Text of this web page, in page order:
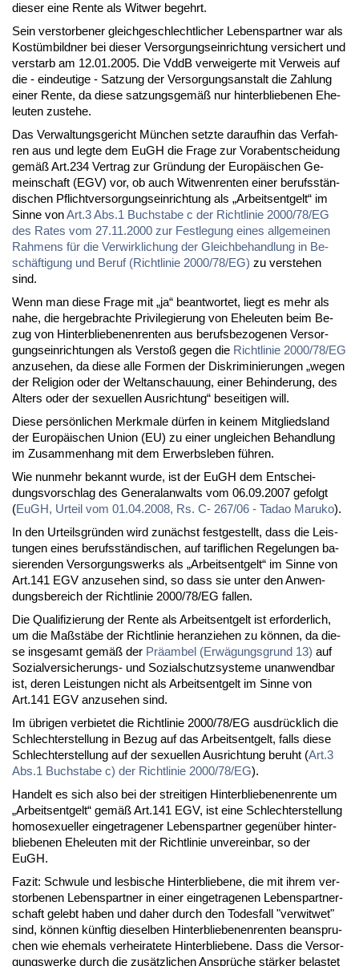
die­ser ei­ne Ren­te als Wit­wer be­gehrt.
Sein ver­stor­be­ner gleich­ge­schlecht­li­cher Le­bens­part­ner war als
Kos­tüm­bild­ner bei die­ser Ver­sor­gungs­ein­rich­tung ver­si­chert und
ver­starb am 12.01.2005. Die VddB ver­wei­ger­te mit Ver­weis auf
die - ein­deu­ti­ge - Sat­zung der Ver­sor­gungs­an­stalt die Zah­lung
ei­ner Ren­te, da die­se sat­zungs­ge­mäß nur hin­ter­blie­be­nen Ehe­
leu­ten zu­ste­he.
Das Ver­wal­tungs­ge­richt Mün­chen setz­te dar­auf­hin das Ver­fah­
ren aus und leg­te dem EuGH die Fra­ge zur Vor­ab­ent­schei­dung
ge­mäß Art.234 Ver­trag zur Grün­dung der Eu­ro­päi­schen Ge­
mein­schaft (EGV) vor, ob auch Wit­wen­ren­ten ei­ner be­rufs­stän­
di­schen Pflicht­ver­sor­gungs­ein­rich­tung als „Ar­beits­ent­gelt“ im
Sin­ne vonArt.3 Abs.1 Buch­sta­be c der Richt­li­nie 2000/78/EG
des Ra­tes vom 27.11.2000 zur Fest­le­gung ei­nes all­ge­mei­nen
Rah­mens für die Ver­wirk­li­chung der Gleich­be­hand­lung in Be­
schäf­ti­gung und Be­ruf (Richt­li­nie 2000/78/EG) zu ver­ste­hen
sind.
Wenn man die­se Fra­ge mit „ja“ be­ant­wor­tet, liegt es mehr als
na­he, die her­ge­brach­te Pri­vi­le­gie­rung von Ehe­leu­ten beim Be­
zug von Hin­ter­blie­be­nen­ren­ten aus be­rufs­be­zo­ge­nen Ver­sor­
gungs­ein­rich­tun­gen als Ver­stoß ge­gen die Richt­li­nie 2000/78/EG
an­zu­se­hen, da die­se al­le For­men der Dis­kri­mi­nie­run­gen „we­gen
der Re­li­gi­on oder der Welt­an­schau­ung, ei­ner Be­hin­de­rung, des
Al­ters oder der se­xu­el­len Aus­rich­tung“ be­sei­ti­gen will.
Die­se per­sön­li­chen Merk­ma­le dür­fen in kei­nem Mit­glieds­land
der Eu­ro­päi­schen Uni­on (EU) zu ei­ner un­glei­chen Be­hand­lung
im Zu­sam­men­hang mit dem Er­werbs­le­ben füh­ren.
Wie nun­mehr be­kannt wur­de, ist der EuGH dem Ent­schei­
dungs­vor­schlag des Ge­ne­ral­an­walts vom 06.09.2007 ge­folgt
(EuGH, Ur­teil vom 01.04.2008, Rs. C- 267/06 - Ta­dao Ma­ru­ko).
In den Ur­teils­grün­den wird zu­nächst fest­ge­stellt, dass die Leis­
tun­gen ei­nes be­rufs­stän­di­schen, auf ta­rif­li­chen Re­ge­lun­gen ba­
sie­ren­den Ver­sor­gungs­werks als „Ar­beits­ent­gelt“ im Sin­ne von
Art.141 EGV an­zu­se­hen sind, so dass sie un­ter den An­wen­
dungs­be­reich der Richt­li­nie 2000/78/EG fal­len.
Die Qua­li­fi­zie­rung der Ren­te als Ar­beits­ent­gelt ist er­for­der­lich,
um die Maß­stä­be der Richt­li­nie her­an­zie­hen zu kön­nen, da die­
se ins­ge­samt ge­mäß der Prä­am­bel (Er­wä­gungs­grund 13) auf
So­zi­al­ver­si­che­rungs- und So­zi­al­schutz­sys­te­me un­an­wend­bar
ist, de­ren Leis­tun­gen nicht als Ar­beits­ent­gelt im Sin­ne von
Art.141 EGV an­zu­se­hen sind.
Im üb­ri­gen ver­bie­tet die Richt­li­nie 2000/78/EG aus­drück­lich die
Schlech­ter­stel­lung in Be­zug auf das Ar­beits­ent­gelt, falls die­se
Schlech­ter­stel­lung auf der se­xu­el­len Aus­rich­tung be­ruht (Art.3
Abs.1 Buch­sta­be c) der Richt­li­nie 2000/78/EG).
Han­delt es sich al­so bei der strei­ti­gen Hin­ter­blie­be­nen­ren­te um
„Ar­beits­ent­gelt“ ge­mäß Art.141 EGV, ist ei­ne Schlech­ter­stel­lung
ho­mo­se­xu­el­ler ein­ge­tra­ge­ner Le­bens­part­ner ge­gen­über hin­ter­
blie­be­nen Ehe­leu­ten mit der Richt­li­nie un­ver­ein­bar, so der
EuGH.
Fa­zit: Schwu­le und les­bi­sche Hin­ter­blie­be­ne, die mit ih­rem ver­
stor­be­nen Le­bens­part­ner in ei­ner ein­ge­tra­ge­nen Le­bens­part­ner­
schaft ge­lebt ha­ben und da­her durch den To­des­fall "ver­wit­wet"
sind, kön­nen künf­tig die­sel­ben Hin­ter­blie­be­nen­ren­ten be­an­spru­
chen wie ehe­mals ver­hei­ra­te­te Hin­ter­blie­be­ne. Dass die Ver­sor­
gungs­wer­ke durch die zu­sätz­li­chen An­sprü­che stär­ker be­las­tet